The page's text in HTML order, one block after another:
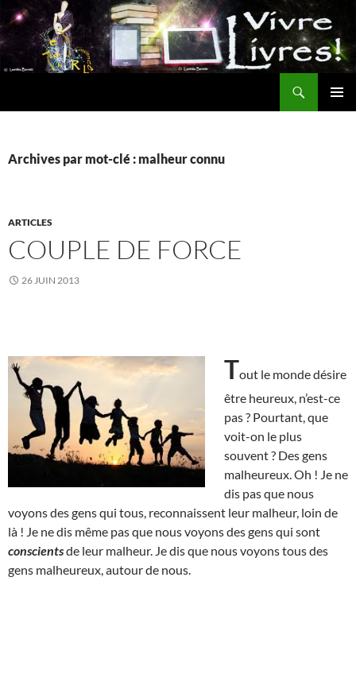
Aller
au
contenu
Archives par mot-clé : malheur connu
ARTICLES
COUPLE DE FORCE
26 JUIN 2013
Tout le monde désire
être heureux, n’est-ce
pas ? Pourtant, que
voit-on le plus
souvent ? Des gens
malheureux. Oh ! Je ne
dis pas que nous
voyons des gens qui tous, reconnaissent leur malheur, loin de
là ! Je ne dis même pas que nous voyons des gens qui sont
conscientsde leur malheur. Je dis que nous voyons tous des
gens malheureux, autour de nous.